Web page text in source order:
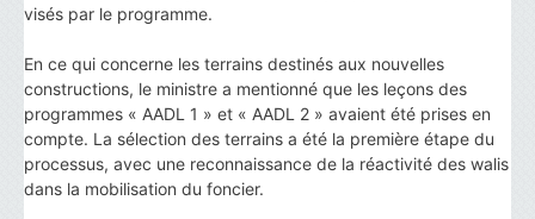
visés par le programme.
En ce qui concerne les terrains destinés aux nouvelles
constructions, le ministre a mentionné que les leçons des
programmes « AADL 1 » et « AADL 2 » avaient été prises en
compte. La sélection des terrains a été la première étape du
processus, avec une reconnaissance de la réactivité des walis
dans la mobilisation du foncier.